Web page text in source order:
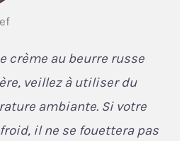
crème au beurre russe
veillez à utiliser du
ambiante. Si votre
il ne se fouettera pas